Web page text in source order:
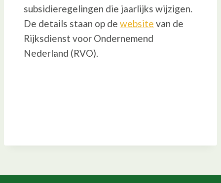
subsidieregelingen die jaarlijks wijzigen.
De details staan op de website van de
Rijksdienst voor Ondernemend
Nederland (RVO).